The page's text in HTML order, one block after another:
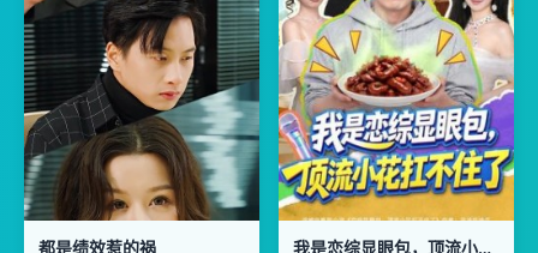
都是绩效惹的祸 我是恋综显眼包，顶流小花扛不住了